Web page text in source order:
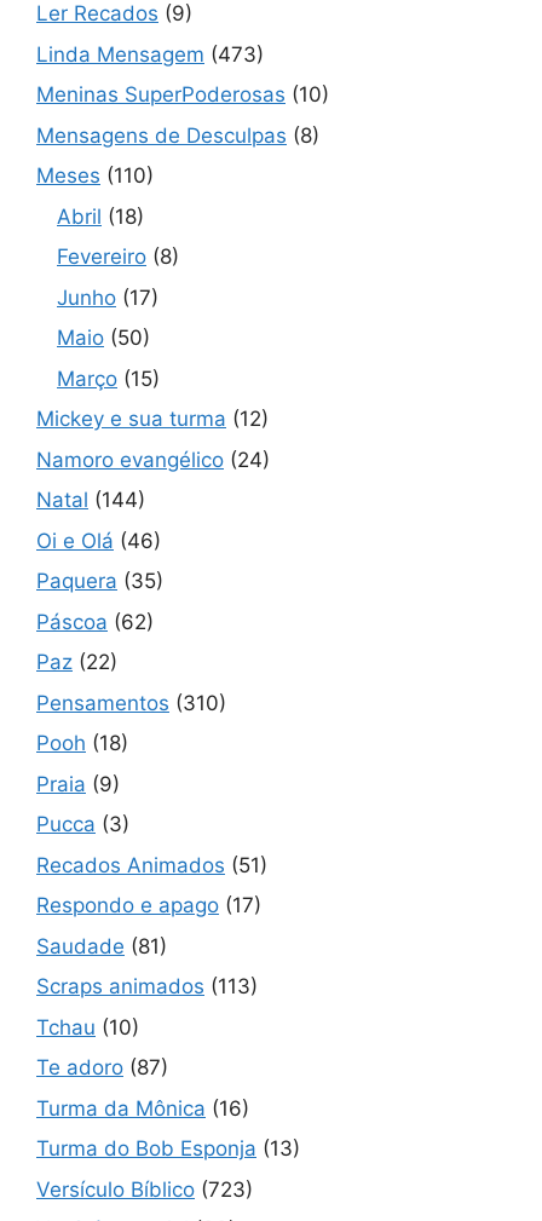
Ler Recados (9)
Linda Mensagem (473)
Meninas SuperPoderosas (10)
Mensagens de Desculpas (8)
Meses (110)
Abril (18)
Fevereiro (8)
Junho (17)
Maio (50)
Março (15)
Mickey e sua turma (12)
Namoro evangélico (24)
Natal (144)
Oi e Olá (46)
Paquera (35)
Páscoa (62)
Paz (22)
Pensamentos (310)
Pooh (18)
Praia (9)
Pucca (3)
Recados Animados (51)
Respondo e apago (17)
Saudade (81)
Scraps animados (113)
Tchau (10)
Te adoro (87)
Turma da Mônica (16)
Turma do Bob Esponja (13)
Versículo Bíblico (723)